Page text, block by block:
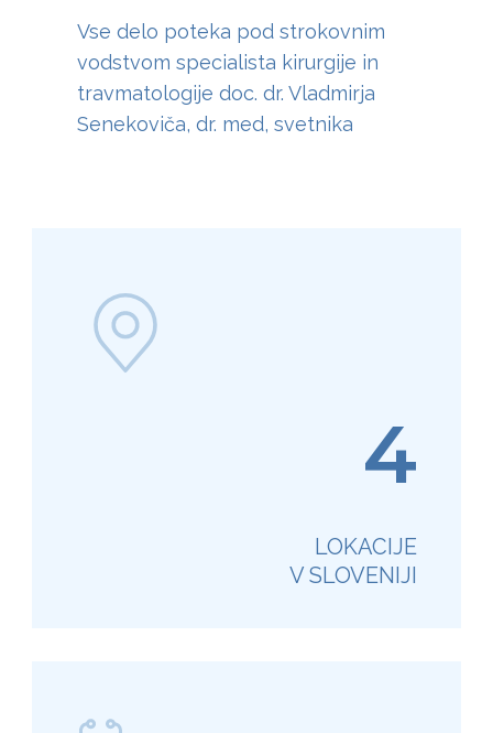
Vse delo poteka pod strokovnim
vodstvom specialista kirurgije in
travmatologije doc. dr. Vladmirja
Senekoviča, dr. med, svetnika
4
LOKACIJE
V SLOVENIJI